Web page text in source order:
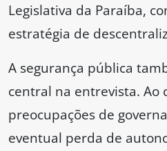
Legislativa da Paraíba,
estratégia de
A segurança pública
central na entrevista. Ao
preocupações de
eventual perda de